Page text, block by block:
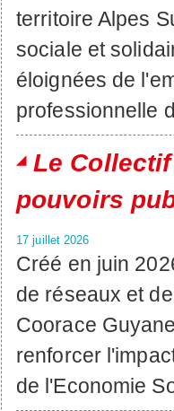
territoire Alpes
sociale et
éloignées de
professionnelle
Le
pouvoirs
17 juillet 2026
Créé en juin
de réseaux et
Coorace
renforcer
de l'Economie